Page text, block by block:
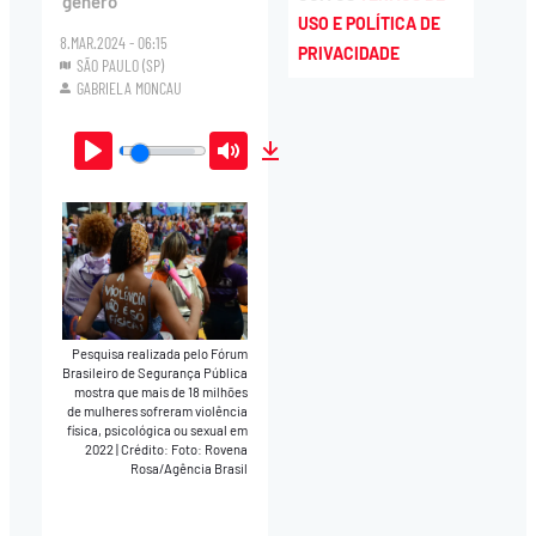
8.MAR.2024 - 06:15
SÃO PAULO (SP)
GABRIELA MONCAU
Play Mute
Pesquisa realizada pelo Fórum
Brasileiro de Segurança Pública
mostra que mais de 18 milhões
de mulheres sofreram violência
física, psicológica ou sexual em
2022 Crédito: Foto: Rovena
Rosa/Agência Brasil
USO E POLÍTICA DE
PRIVACIDADE